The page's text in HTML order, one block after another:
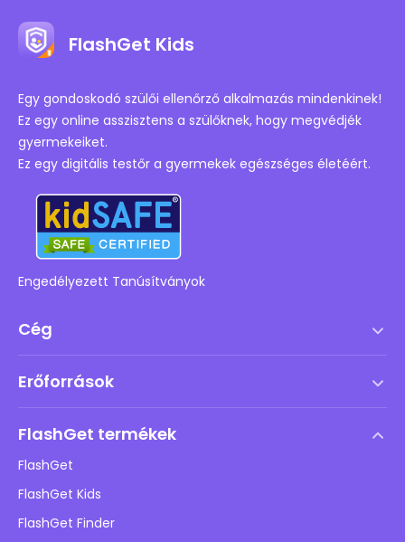
FlashGet Kids
Egy gondoskodó szülői ellenőrző alkalmazás mindenkinek!
Ez egy online asszisztens a szülőknek, hogy megvédjék
gyermekeiket.
Ez egy digitális testőr a gyermekek egészséges életéért.
Engedélyezett Tanúsítványok
Cég
DMCA irányelv
Adatvédelmi irányelvek
Hirdetési irányelvek
Ne adja el az adataimat
Erőforrások
Gyermekek online biztonsága
FlashGet termékek
FlashGet
FlashGet Kids
FlashGet Finder